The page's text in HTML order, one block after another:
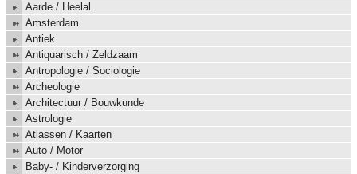
Aarde / Heelal
Amsterdam
Antiek
Antiquarisch / Zeldzaam
Antropologie / Sociologie
Archeologie
Architectuur / Bouwkunde
Astrologie
Atlassen / Kaarten
Auto / Motor
Baby- / Kinderverzorging